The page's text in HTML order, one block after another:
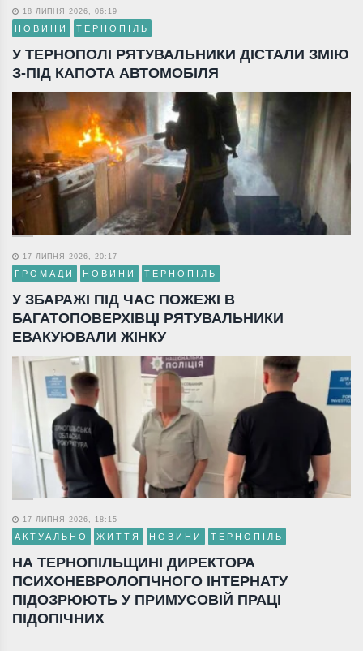
18 ЛИПНЯ 2026, 06:19
НОВИНИ ТЕРНОПІЛЬ
У ТЕРНОПОЛІ РЯТУВАЛЬНИКИ ДІСТАЛИ ЗМІЮ
З-ПІД КАПОТА АВТОМОБІЛЯ
17 ЛИПНЯ 2026, 20:17
ГРОМАДИ НОВИНИ ТЕРНОПІЛЬ
У ЗБАРАЖІ ПІД ЧАС ПОЖЕЖІ В
БАГАТОПОВЕРХІВЦІ РЯТУВАЛЬНИКИ
ЕВАКУЮВАЛИ ЖІНКУ
17 ЛИПНЯ 2026, 18:15
АКТУАЛЬНО ЖИТТЯ НОВИНИ ТЕРНОПІЛЬ
НА ТЕРНОПІЛЬЩИНІ ДИРЕКТОРА
ПСИХОНЕВРОЛОГІЧНОГО ІНТЕРНАТУ
ПІДОЗРЮЮТЬ У ПРИМУСОВІЙ ПРАЦІ
ПІДОПІЧНИХ